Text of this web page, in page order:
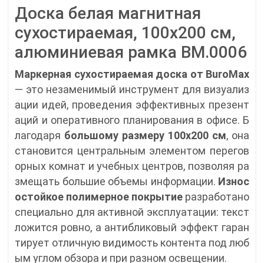
Доска белая магнитная
сухостираемая, 100х200 см,
алюминиевая рамка BM.0006
Маркерная сухостираемая доска от BuroMax
— это незаменимый инструмент для визуализ
ации идей, проведения эффективных презент
аций и оперативного планирования в офисе. Б
лагодаря большому размеру 100х200 см, она
становится центральным элементом перегов
орных комнат и учебных центров, позволяя ра
змещать большие объемы информации. Износ
остойкое полимерное покрытие разработано
специально для активной эксплуатации: текст
ложится ровно, а антибликовый эффект гаран
тирует отличную видимость контента под люб
ым углом обзора и при разном освещении.